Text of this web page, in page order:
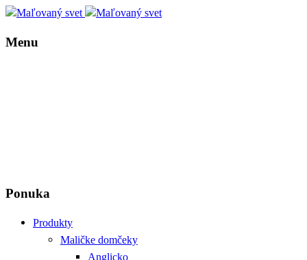
Menu
Ponuka
Produkty
Maličke domčeky
Anglicko